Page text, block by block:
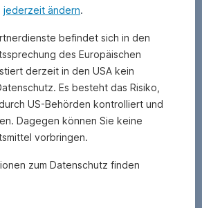
jederzeit ändern.
befindet sich in den
des Europäischen
derzeit in den USA kein
Es besteht das Risiko,
US-Behörden kontrolliert und
Dagegen können Sie keine
vorbringen.
zum Datenschutz finden